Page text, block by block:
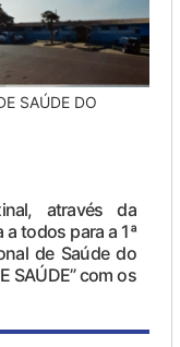
SAÚDE DO
através da
todos para a 1ª
de Saúde do
SAÚDE” com os